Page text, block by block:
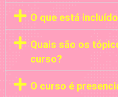
O que está
Quais são os
curso?
O curso é